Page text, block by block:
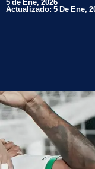
Actualizado: 5 De Ene,